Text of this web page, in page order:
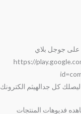
على جوجل بلاي
https://
كل جدالهيثم الكترونك6329/
فديوهات المنتجات